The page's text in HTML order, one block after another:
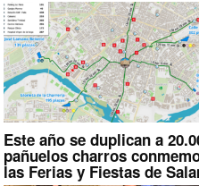
Este año se duplican a
pañuelos charros
las Ferias y Fiestas de